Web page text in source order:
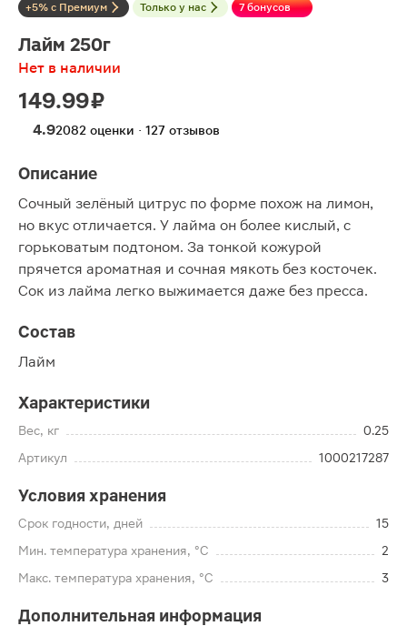
+5% с Премиум Только у нас 7 бонусов
Лайм 250г
Нет в наличии
149.99 ₽
4.92082 оценки · 127 отзывов
Описание
Сочный зелёный цитрус по форме похож на лимон,
но вкус отличается. У лайма он более кислый, с
горьковатым подтоном. За тонкой кожурой
прячется ароматная и сочная мякоть без косточек.
Сок из лайма легко выжимается даже без пресса.
Состав
Лайм
Характеристики
Вес, кг
0.25
Артикул
1000217287
Условия хранения
Срок годности, дней
15
Мин. температура хранения, °C
2
Макс. температура хранения, °C
3
Дополнительная информация